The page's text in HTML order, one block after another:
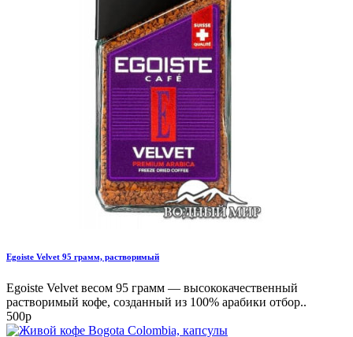
Egoiste Velvet 95 грамм, растворимый
Egoiste Velvet весом 95 грамм — высококачественный
растворимый кофе, созданный из 100% арабики отбор..
500р